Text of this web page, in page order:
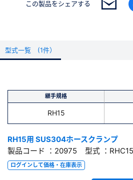
この製品をシェアする
型式一覧 (1件）
継手規格
RH15
RH15用 SUS304ホースクランプ
製品コード ：20975 型式 ：RHC15
ログインして価格・在庫表示